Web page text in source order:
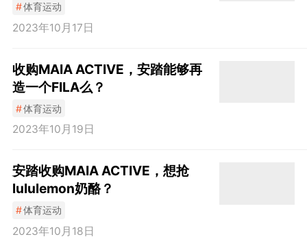
#体育运动
2023年10月17日
收购MAIA ACTIVE，安踏能够再
造一个FILA么？
#体育运动
2023年10月19日
安踏收购MAIA ACTIVE，想抢
lululemon奶酪？
#体育运动
2023年10月18日